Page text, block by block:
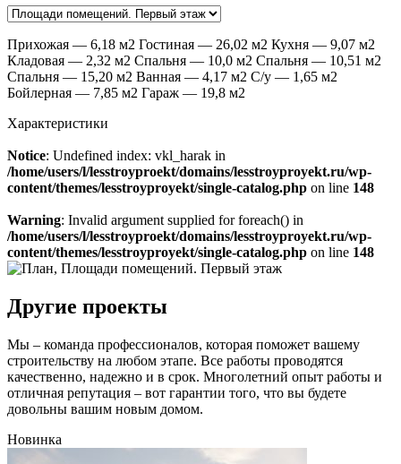
Прихожая — 6,18 м2 Гостиная — 26,02 м2 Кухня — 9,07 м2
Кладовая — 2,32 м2 Спальня — 10,0 м2 Спальня — 10,51 м2
Спальня — 15,20 м2 Ванная — 4,17 м2 С/у — 1,65 м2
Бойлерная — 7,85 м2 Гараж — 19,8 м2
Характеристики
Notice: Undefined index: vkl_harak in
/home/users/l/lesstroyproekt/domains/lesstroyproyekt.ru/wp-
content/themes/lesstroyproyekt/single-catalog.php on line 148
Warning: Invalid argument supplied for foreach() in
/home/users/l/lesstroyproekt/domains/lesstroyproyekt.ru/wp-
content/themes/lesstroyproyekt/single-catalog.php on line 148
Другие проекты
Мы – команда профессионалов, которая поможет вашему
строительству на любом этапе. Все работы проводятся
качественно, надежно и в срок. Многолетний опыт работы и
отличная репутация – вот гарантии того, что вы будете
довольны вашим новым домом.
Новинка